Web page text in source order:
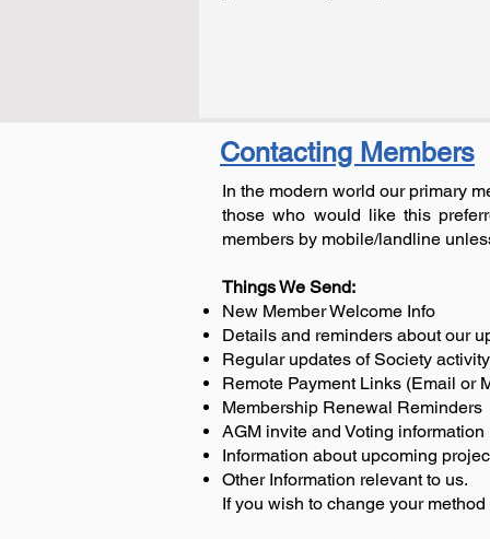
Contacting Members
In the modern world our primary
those who would like this
members by mobile/landline
Things We Send:
New Member Welcome Info
Details and reminders about our
Regular updates of Society
Remote Payment Links (Email or
Membership Renewal Reminders
AGM invite and Voting information
Information about upcoming
Other Information relevant to us.
If you wish to change your